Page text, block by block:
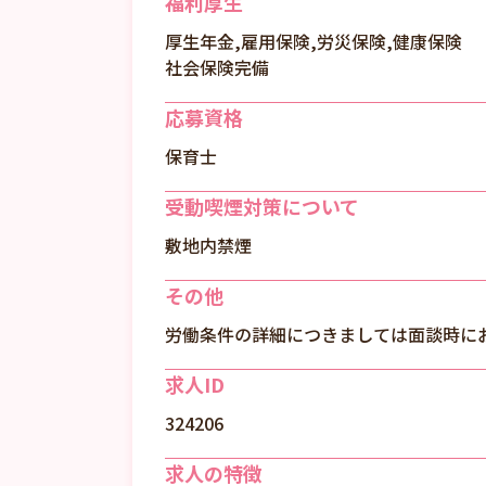
厚生年金,雇用保険,労災保険,健康保険
社会保険完備
応募資格
保育士
受動喫煙対策について
敷地内禁煙
その他
労働条件の詳細につきましては面談時に
求人ID
324206
求人の特徴